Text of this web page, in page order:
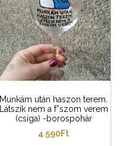
Munkám után haszon terem.
Látszik nem a f*szom verem
(csiga) -borospohár
4.590Ft